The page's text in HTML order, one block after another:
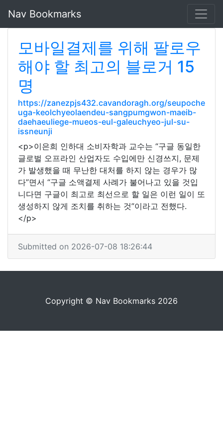
Nav Bookmarks
모바일결제를 위해 팔로우
해야 할 최고의 블로거 15
명
https://zanezpjs432.cavandoragh.org/seupoche
uga-keolchyeolaendeu-sangpumgwon-maeib-
daehaeuliege-mueos-eul-galeuchyeo-jul-su-
issneunji
<p>이은희 인하대 소비자학과 교수는 “구글 동일한
글로벌 오프라인 산업자도 수입에만 신경쓰지, 문제
가 발생했을 때 무난한 대처를 하지 않는 경우가 많
다”면서 “구글 소액결제 사례가 불어나고 있을 것입
니다면 구글이 최고로 최선으로 할 일은 이런 일이 또
생성하지 않게 조치를 취하는 것”이라고 전했다.
</p>
Submitted on 2026-07-08 18:26:44
Copyright © Nav Bookmarks 2026